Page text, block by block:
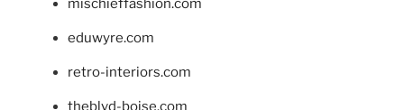
mischieffashion.com
eduwyre.com
retro-interiors.com
theblvd-boise.com